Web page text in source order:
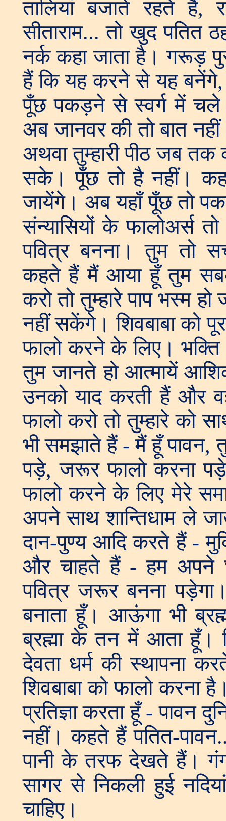
तालियां बजाते रहते हैं,
सीताराम... तो खुद पतित
नर्क कहा जाता है। गरूड़
हैं कि यह करने से यह
पूँछ पकड़ने से स्वर्ग में
अब जानवर की तो बात
अथवा तुम्हारी पीठ जब
सके। पूँछ तो है नहीं।
जायेंगे। अब यहाँ पूँछ तो
संन्यासियों के फालोअर्स
पवित्र बनना। तुम तो
कहते हैं मैं आया हूँ तुम
करो तो तुम्हारे पाप भस्म
नहीं सकेंगे। शिवबाबा को
फालो करने के लिए। भक्ति
तुम जानते हो आत्मायें
उनको याद करती हैं
फालो करो तो तुम्हारे को
भी समझाते हैं - मैं हूँ पावन,
पड़े, जरूर फालो करना
फालो करने के लिए मेरे
अपने साथ शान्तिधाम ले
दान-पुण्य आदि करते हैं -
और चाहते हैं - हम अपने
पवित्र जरूर बनना
बनाता हूँ। आऊंगा भी
ब्रह्मा के तन में आता हूँ।
देवता धर्म की स्थापना
शिवबाबा को फालो करना
प्रतिज्ञा करता हूँ - पावन
नहीं। कहते हैं पतित-
पानी के तरफ देखते हैं।
सागर से निकली हुई
चाहिए।